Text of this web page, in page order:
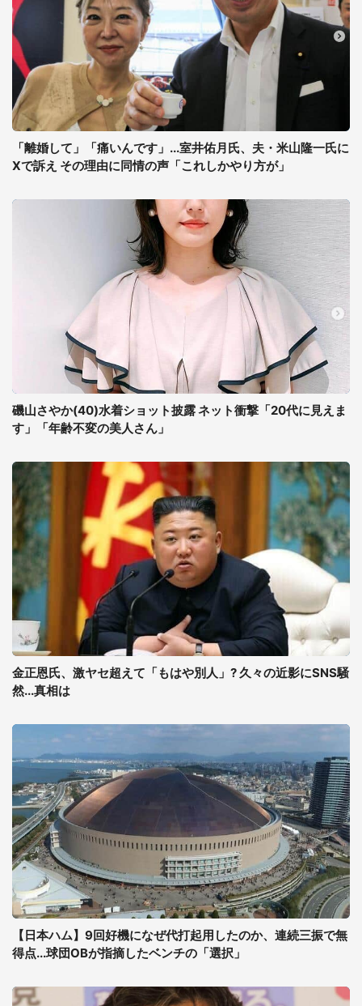
「離婚して」「痛いんです」...室井佑月氏、夫・米山隆一氏に
Xで訴え その理由に同情の声「これしかやり方が」
磯山さやか(40)水着ショット披露 ネット衝撃「20代に見えま
す」「年齢不変の美人さん」
金正恩氏、激ヤセ超えて「もはや別人」? 久々の近影にSNS騒
然...真相は
【日本ハム】9回好機になぜ代打起用したのか、連続三振で無
得点...球団OBが指摘したベンチの「選択」